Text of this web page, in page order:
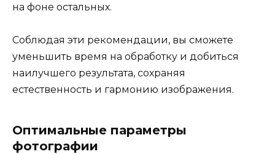
на фоне остальных.
Соблюдая эти рекомендации, вы сможете
уменьшить время на обработку и добиться
наилучшего результата, сохраняя
естественность и гармонию изображения.
Оптимальные параметры
фотографии